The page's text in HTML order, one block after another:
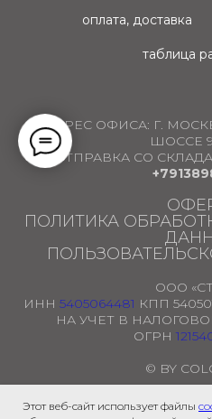
Этот веб-сайт использует файлы
оплата, доставка
таблица
АДРЕС ОФИСА: Г.
ШОССЕ 9
ОТПРАВКА СО
ПОЛИТИКА
ООО
ИНН 5405064481 КПП
НА УЧЕТ В
ОГРН
© BY